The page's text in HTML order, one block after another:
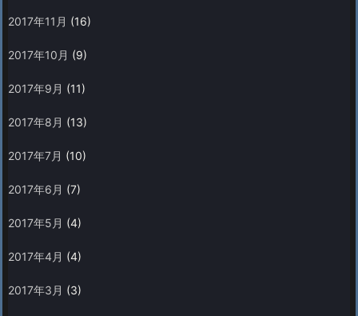
2017年11月 (16)
2017年10月 (9)
2017年9月 (11)
2017年8月 (13)
2017年7月 (10)
2017年6月 (7)
2017年5月 (4)
2017年4月 (4)
2017年3月 (3)